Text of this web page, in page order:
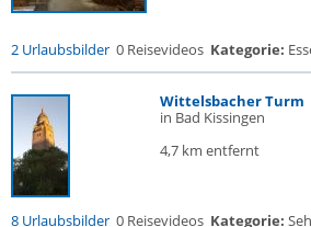
2 Urlaubsbilder 0 Reisevideos Kategorie:
Wittelsbacher Turm
in Bad Kissingen
4,7 km entfernt
8 Urlaubsbilder 0 Reisevideos Kategorie: